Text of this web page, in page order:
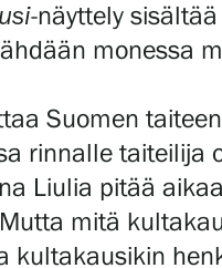
-näyttely
monessa
Suomen
rinnalle
Liulia pitää
mitä